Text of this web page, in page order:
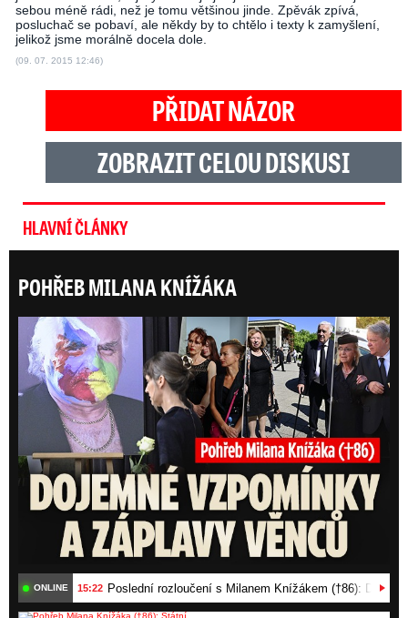
sebou méně rádi, než je tomu většinou jinde. Zpěvák zpívá,
posluchač se pobaví, ale někdy by to chtělo i texty k zamyšlení,
jelikož jsme morálně docela dole.
(09. 07. 2015 12:46)
PŘIDAT NÁZOR
ZOBRAZIT CELOU DISKUSI
HLAVNÍ ČLÁNKY
POHŘEB MILANA KNÍŽÁKA
ONLINE 15:22 Poslední rozloučení s Milanem Knížákem (†86):